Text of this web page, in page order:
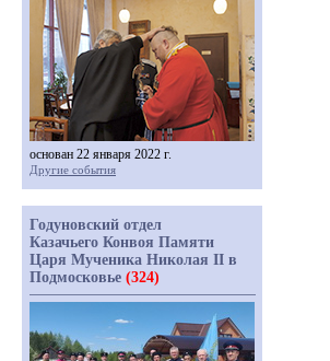
основан 22 января 2022 г.
Другие события
Годуновский отдел
Казачьего Конвоя Памяти
Царя Мученика Николая II в
Подмосковье (324)